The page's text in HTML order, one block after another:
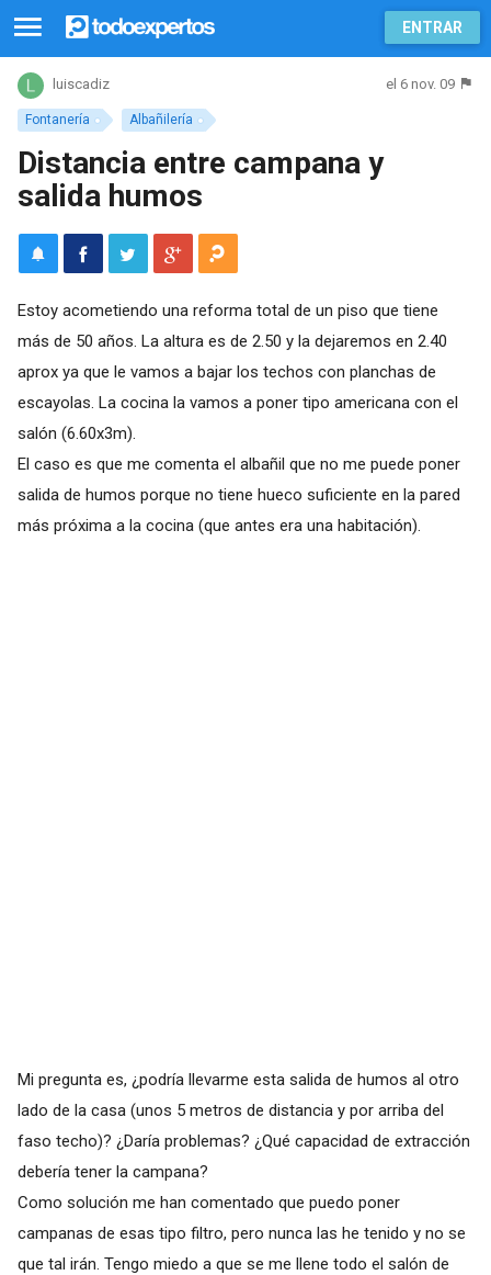
ENTRAR
Fontanería Albañilería
luiscadiz el 6 nov. 09
Distancia entre campana y
salida humos
Estoy acometiendo una reforma total de un piso que tiene
más de 50 años. La altura es de 2.50 y la dejaremos en 2.40
aprox ya que le vamos a bajar los techos con planchas de
escayolas. La cocina la vamos a poner tipo americana con el
salón (6.60x3m).
El caso es que me comenta el albañil que no me puede poner
salida de humos porque no tiene hueco suficiente en la pared
más próxima a la cocina (que antes era una habitación).
Mi pregunta es, ¿podría llevarme esta salida de humos al otro
lado de la casa (unos 5 metros de distancia y por arriba del
faso techo)? ¿Daría problemas? ¿Qué capacidad de extracción
debería tener la campana?
Como solución me han comentado que puedo poner
campanas de esas tipo filtro, pero nunca las he tenido y no se
que tal irán. Tengo miedo a que se me llene todo el salón de